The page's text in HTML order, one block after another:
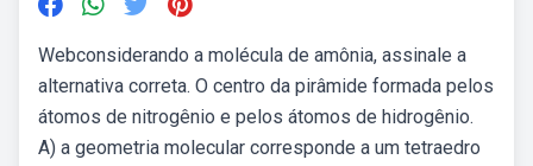
Webconsiderando a molécula de amônia, assinale a
alternativa correta. O centro da pirâmide formada pelos
átomos de nitrogênio e pelos átomos de hidrogênio.
A) a geometria molecular corresponde a um tetraedro